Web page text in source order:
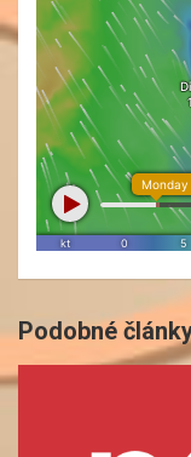
Podobné